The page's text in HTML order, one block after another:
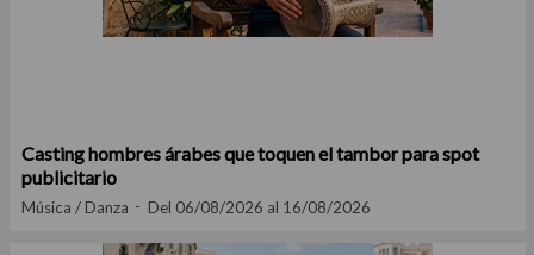
Casting hombres árabes que toquen el tambor para spot
publicitario
Música / Danza Del 06/08/2026 al 16/08/2026